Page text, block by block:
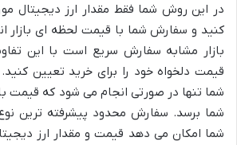
در این روش شما فقط مقدار ارز دیجیتال
کنید و سفارش شما با قیمت لحظه ای
بازار مشابه سفارش سریع است با این
قیمت دلخواه خود را برای خرید تعیین
شما تنها در صورتی انجام می شود که قیمت
شما برسد. سفارش محدود پیشرفته ترین
شما امکان می دهد قیمت و مقدار ارز